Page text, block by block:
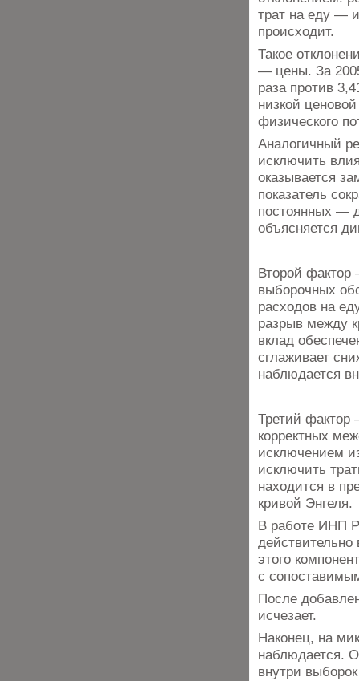
трат на еду —
происходит.
Такое
— цены. За
раза против
низкой
физического
Аналогичный
исключить
оказывается
показатель
постоянных —
объясняется
Второй фактор
выборочных
расходов на
разрыв между
вклад
сглаживает
наблюдается
Третий фактор
корректных
исключением
исключить
находится в
кривой Энгеля.
В работе ИНП
этого
с
После
исчезает.
Наконец, на
наблюдается.
внутри